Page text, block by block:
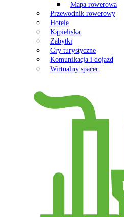
Mapa rowerowa
Przewodnik rowerowy
Hotele
Kąpieliska
Zabytki
Gry turystyczne
Komunikacja i dojazd
Wirtualny spacer